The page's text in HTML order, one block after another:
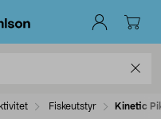
Fiskeutstyr Kinetic